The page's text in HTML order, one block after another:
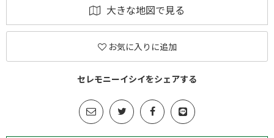
大きな地図で見る
お気に入りに追加
セレモニーイシイをシェアする